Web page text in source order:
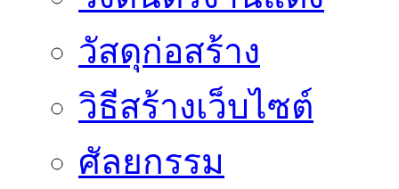
วัสดุก่อสร้าง
วิธีสร้างเว็บไซต์
ศัลยกรรม